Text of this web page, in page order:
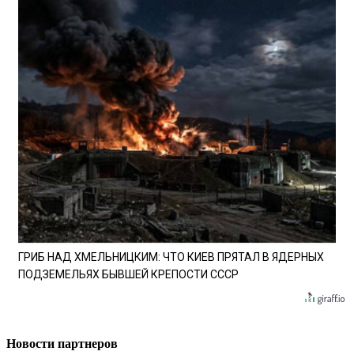
ГРИБ НАД ХМЕЛЬНИЦКИМ: ЧТО КИЕВ ПРЯТАЛ В ЯДЕРНЫХ
ПОДЗЕМЕЛЬЯХ БЫВШЕЙ КРЕПОСТИ СССР
Новости партнеров